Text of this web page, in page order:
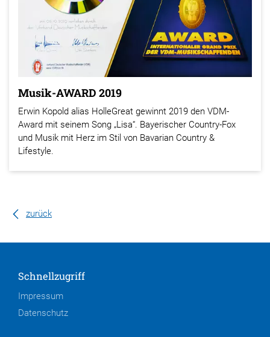
Musik-AWARD 2019
Erwin Kopold alias HolleGreat gewinnt 2019 den VDM-
Award mit seinem Song „Lisa“. Bayerischer Country-Fox
und Musik mit Herz im Stil von Bavarian Country &
Lifestyle.
zurück
Schnellzugriff
Impressum
Datenschutz